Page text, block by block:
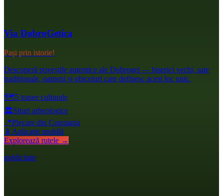
Via DobroGetica
Pași prin istorie!
Descoperă poveștile autentice ale Dobrogei — biserici vechi, sate
tradiționale, oameni și obiceiuri care definesc acest loc unic.
🗺️5 trasee culturale
🏛️Situri arheologice
📍Plecare din Constanța
📱 Aplicație mobilă
Explorează rutele →
publicitate